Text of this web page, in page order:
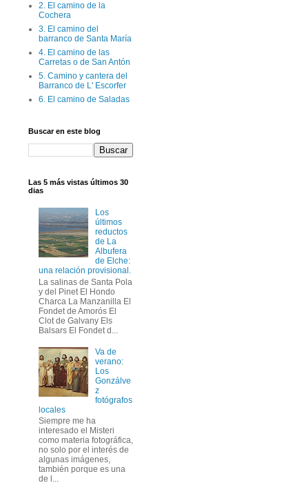
2. El camino de la
Cochera
3. El camino del
barranco de Santa María
4. El camino de las
Carretas o de San Antón
5. Camino y cantera del
Barranco de L' Escorfer
6. El camino de Saladas
Buscar en este blog
Las 5 más vistas últimos 30
dias
Los
últimos
reductos
de La
Albufera
de Elche:
una relación provisional.
La salinas de Santa Pola
y del Pinet El Hondo
Charca La Manzanilla El
Fondet de Amorós El
Clot de Galvany Els
Balsars El Fondet d...
Va de
verano:
Los
Gonzálve
z
fotógrafos
locales
Siempre me ha
interesado el Misteri
como materia fotográfica,
no solo por el interés de
algunas imágenes,
también porque es una
de l...